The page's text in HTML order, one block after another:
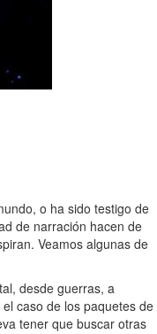
o ha sido testigo de
de narración hacen de
Veamos algunas de
desde guerras, a
caso de los paquetes de
tener que buscar otras